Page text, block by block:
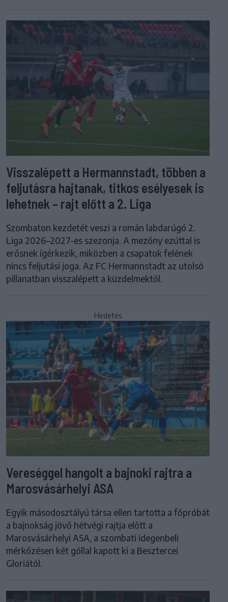
Visszalépett a Hermannstadt, többen a
feljutásra hajtanak, titkos esélyesek is
lehetnek – rajt előtt a 2. Liga
Szombaton kezdetét veszi a román labdarúgó 2.
Liga 2026–2027-es szezonja. A mezőny ezúttal is
erősnek ígérkezik, miközben a csapatok felének
nincs feljutási joga. Az FC Hermannstadt az utolsó
pillanatban visszalépett a küzdelmektől.
Hirdetés
Vereséggel hangolt a bajnoki rajtra a
Marosvásárhelyi ASA
Egyik másodosztályú társa ellen tartotta a főpróbát
a bajnokság jövő hétvégi rajtja előtt a
Marosvásárhelyi ASA, a szombati idegenbeli
mérkőzésen két góllal kapott ki a Besztercei
Gloriától.